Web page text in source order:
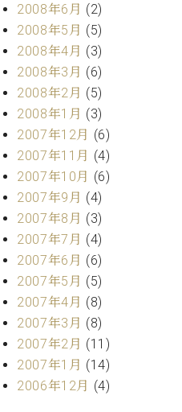
2008年6月 (2)
2008年5月 (5)
2008年4月 (3)
2008年3月 (6)
2008年2月 (5)
2008年1月 (3)
2007年12月 (6)
2007年11月 (4)
2007年10月 (6)
2007年9月 (4)
2007年8月 (3)
2007年7月 (4)
2007年6月 (6)
2007年5月 (5)
2007年4月 (8)
2007年3月 (8)
2007年2月 (11)
2007年1月 (14)
2006年12月 (4)